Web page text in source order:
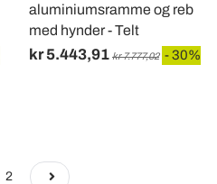
aluminiumsramme og reb
med hynder - Telt
kr 5.443,91 kr 7.777,02 - 30%
2